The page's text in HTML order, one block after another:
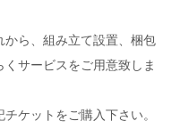
ら、組み立て設置、梱包
サービスをご用意致しま
ケットをご購入下さい。